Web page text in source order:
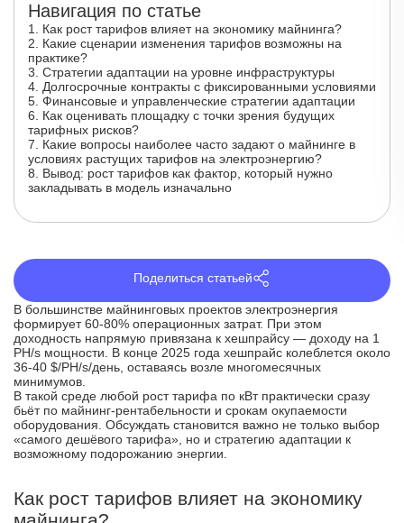
Навигация по статье
1. Как рост тарифов влияет на экономику майнинга?
2. Какие сценарии изменения тарифов возможны на
практике?
3. Стратегии адаптации на уровне инфраструктуры
4. Долгосрочные контракты с фиксированными условиями
5. Финансовые и управленческие стратегии адаптации
6. Как оценивать площадку с точки зрения будущих
тарифных рисков?
7. Какие вопросы наиболее часто задают о майнинге в
условиях растущих тарифов на электроэнергию?
8. Вывод: рост тарифов как фактор, который нужно
закладывать в модель изначально
Поделиться статьей
В большинстве майнинговых проектов электроэнергия
формирует 60-80% операционных затрат. При этом
доходность напрямую привязана к хешпрайсу — доходу на 1
PH/s мощности. В конце 2025 года хешпрайс колеблется около
36-40 $/PH/s/день, оставаясь возле многомесячных
минимумов.
В такой среде любой рост тарифа по кВт практически сразу
бьёт по майнинг-рентабельности и срокам окупаемости
оборудования. Обсуждать становится важно не только выбор
«самого дешёвого тарифа», но и стратегию адаптации к
возможному подорожанию энергии.
Как рост тарифов влияет на экономику